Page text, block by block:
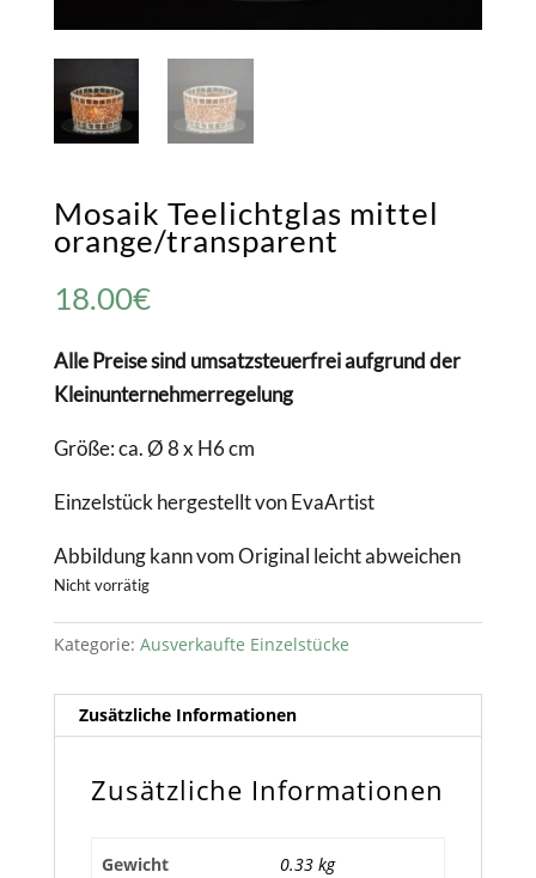
Mosaik Teelichtglas mittel
orange/transparent
18.00€
Alle Preise sind umsatzsteuerfrei aufgrund der
Kleinunternehmerregelung
Größe: ca. Ø 8 x H6 cm
Einzelstück hergestellt von EvaArtist
Abbildung kann vom Original leicht abweichen
Nicht vorrätig
Kategorie: Ausverkaufte Einzelstücke
Zusätzliche Informationen
Zusätzliche Informationen
Gewicht 0.33 kg